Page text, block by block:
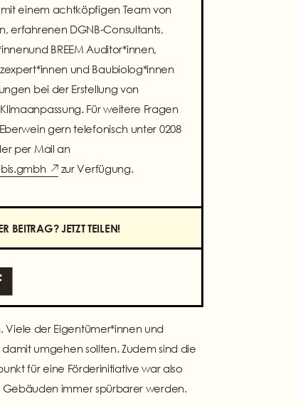
einem achtköpfigen Team von
erfahrenen DGNB-Consultants,
BREEM Auditor*innen,
und Baubiolog*innen
bei der Erstellung von
Für weitere Fragen
gern telefonisch unter 0208
per Mail an
zur Verfügung.
BEITRAG? JETZT TEILEN!
Viele der Eigentümer*innen und
umgehen sollten. Zudem sind die
für eine Förderinitiative war also
Gebäuden immer spürbarer werden.